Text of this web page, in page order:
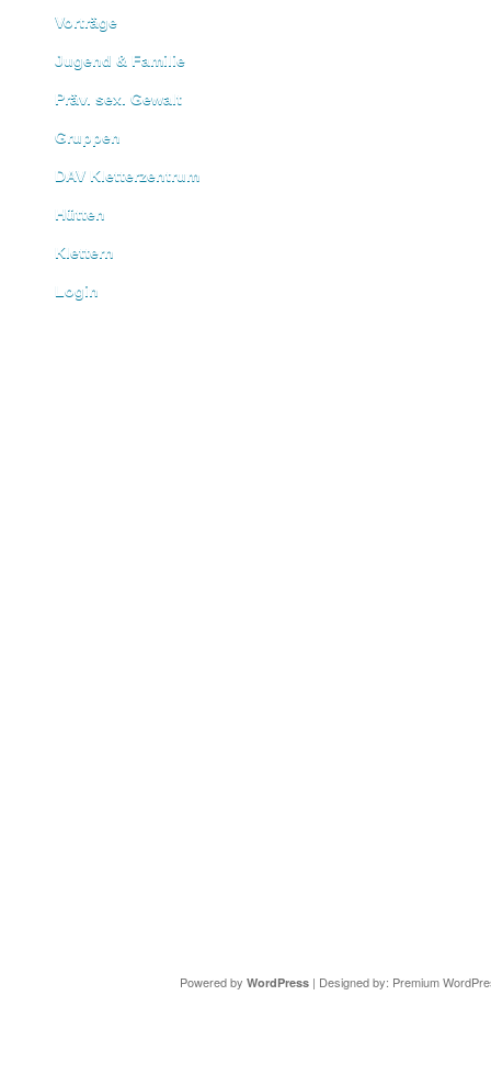
Vorträge
Jugend & Familie
Präv. sex. Gewalt
Gruppen
DAV Kletterzentrum
Hütten
Klettern
Login
Powered by WordPress| Designed by: Premium